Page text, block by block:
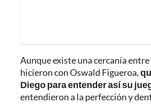
Aunque existe una cercanía
hicieron con Oswald Figueroa,
Diego para entender así su
entendieron a la perfección y